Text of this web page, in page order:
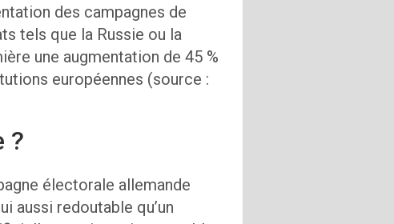
des campagnes de
tels que la Russie ou la
une augmentation de 45 %
européennes (source :
?
électorale allemande
aussi redoutable qu’un